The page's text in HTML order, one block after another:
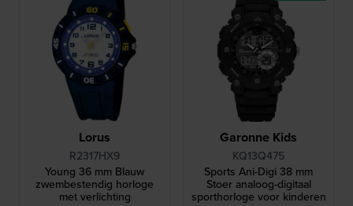
Lorus
R2317HX9
Young 36 mm Blauw
zwembestendig horloge
met verlichting
Garonne Kids
KQ13Q475
Sports Ani-Digi 38 mm
Stoer analoog-digitaal
sporthorloge voor kinderen